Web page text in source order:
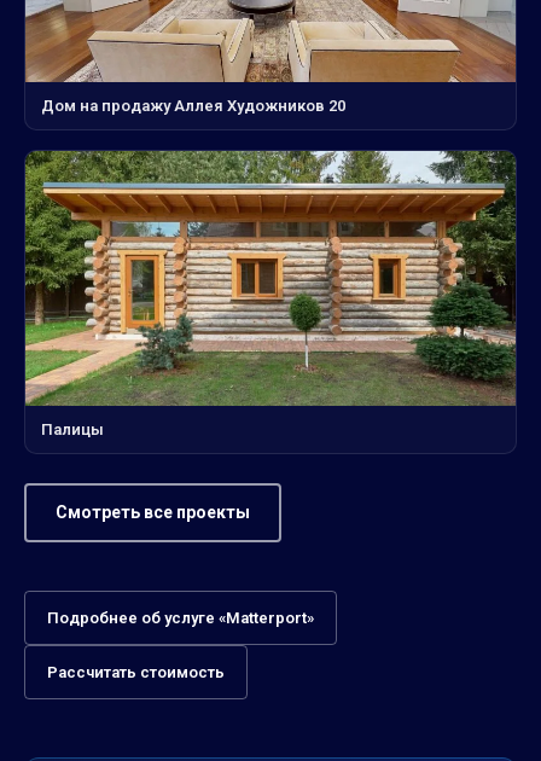
Дом на продажу Аллея Художников 20
Палицы
Смотреть все проекты
Подробнее об услуге «Matterport»
Рассчитать стоимость